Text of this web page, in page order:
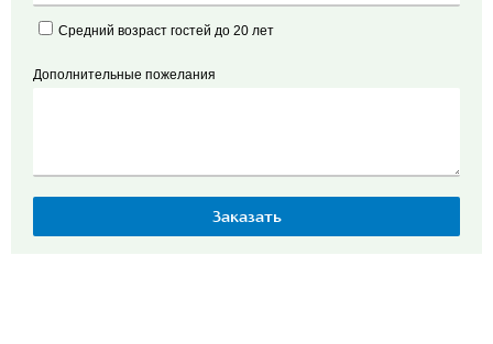
Средний возраст гостей до 20 лет
Дополнительные пожелания